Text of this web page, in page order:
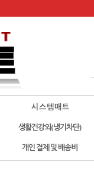
시 스 템 매 트
생활건강외(냉기차단)
개인 결제 및 배송비